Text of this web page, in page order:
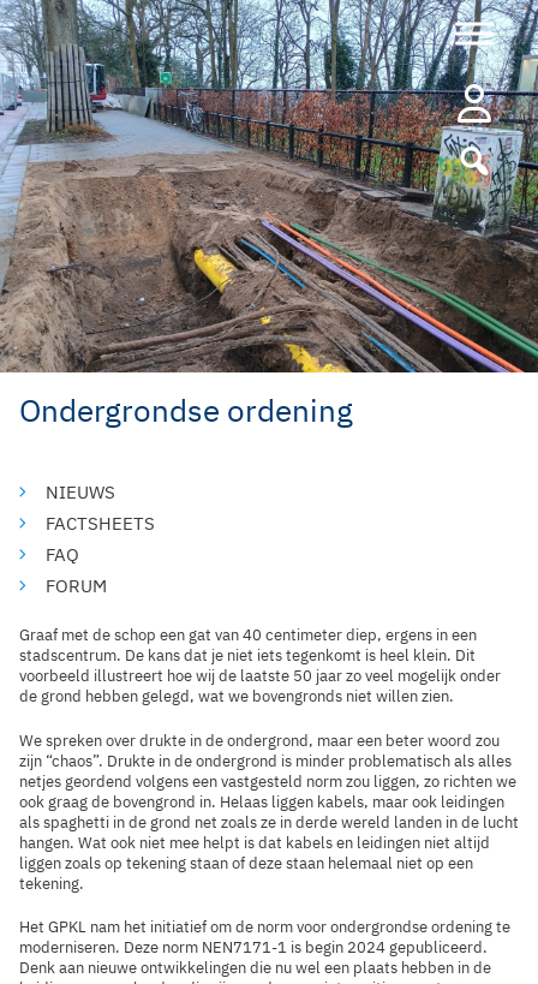
Ga
naar
de
inhoud
Ondergrondse ordening
NIEUWS
FACTSHEETS
FAQ
FORUM
Graaf met de schop een gat van 40 centimeter diep, ergens in een
stadscentrum. De kans dat je niet iets tegenkomt is heel klein. Dit
voorbeeld illustreert hoe wij de laatste 50 jaar zo veel mogelijk onder
de grond hebben gelegd, wat we bovengronds niet willen zien.
We spreken over drukte in de ondergrond, maar een beter woord zou
zijn “chaos”. Drukte in de ondergrond is minder problematisch als alles
netjes geordend volgens een vastgesteld norm zou liggen, zo richten we
ook graag de bovengrond in. Helaas liggen kabels, maar ook leidingen
als spaghetti in de grond net zoals ze in derde wereld landen in de lucht
hangen. Wat ook niet mee helpt is dat kabels en leidingen niet altijd
liggen zoals op tekening staan of deze staan helemaal niet op een
tekening.
Het GPKL nam het initiatief om de norm voor ondergrondse ordening te
moderniseren. Deze norm NEN7171-1 is begin 2024 gepubliceerd.
Denk aan nieuwe ontwikkelingen die nu wel een plaats hebben in de